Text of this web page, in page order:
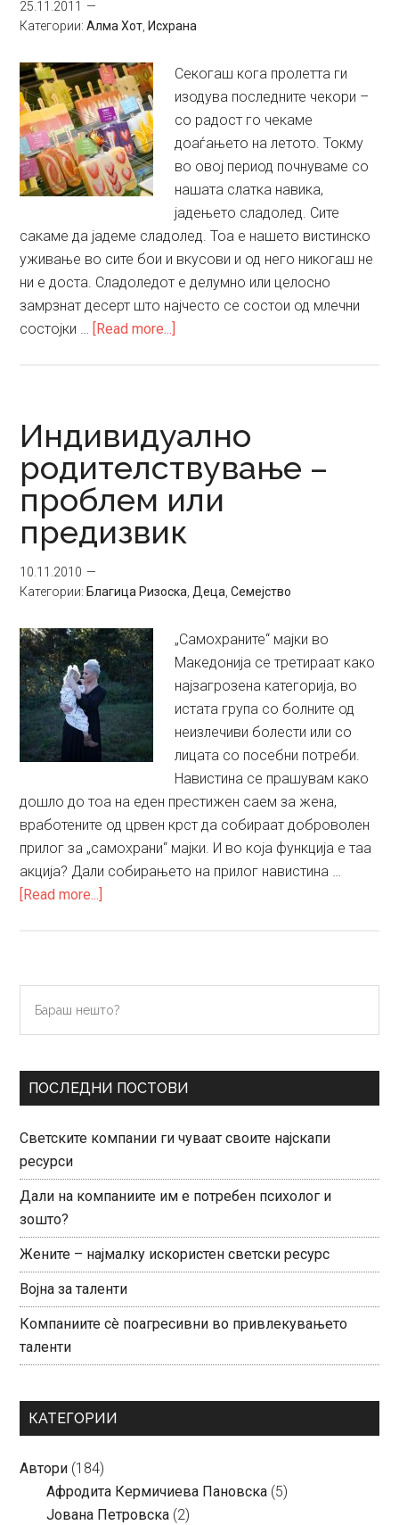
25.11.2011
Категории:Алма Хот Исхрана
Секогаш кога пролетта ги
изодува последните чекори –
со радост го чекаме
доаѓањето на летото. Токму
во овој период почнуваме со
нашата слатка навика,
јадењето сладолед. Сите
сакаме да јадеме сладолед. Тоа е нашето вистинско
уживање во сите бои и вкусови и од него никогаш не
ни е доста. Сладоледот е делумно или целосно
замрзнат десерт што најчесто се состои од млечни
состојки … [Read more...]
Индивидуално
родителствување –
проблем или
предизвик
10.11.2010
Категории: Благица Ризоска Деца ,Семејство
„Самохраните“ мајки во
Македонија се третираат како
најзагрозена категорија, во
истата група со болните од
неизлечиви болести или со
лицата со посебни потреби.
Навистина се прашувам како
дошло до тоа на еден престижен саем за жена,
вработените од црвен крст да собираат доброволен
прилог за „самохрани“ мајки. И во која функција е таа
акција? Дали собирањето на прилог навистина …
[Read more...]
проблем
или
предизвик
Primary
Sidebar
нешто?
ПОСЛЕДНИ ПОСТОВИ
Светските компании ги чуваат своите најскапи
ресурси
Дали на компаниите им е потребен психолог и
зошто?
Жените – најмалку искористен светски ресурс
Војна за таленти
Компаниите сè поагресивни во привлекувањето
таленти
КАТЕГОРИИ
Автори (184)
Aфродита Кермичиева Пановска (5)
Јована Петровска (2)